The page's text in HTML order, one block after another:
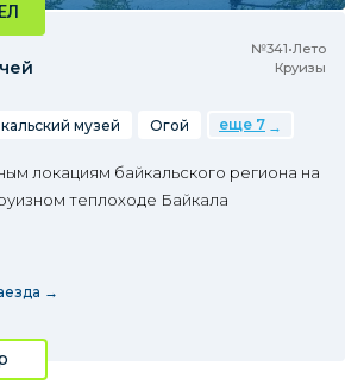
№341•Лето
Круизы
музей Огой еще 7
локациям байкальского региона на
теплоходе Байкала
→